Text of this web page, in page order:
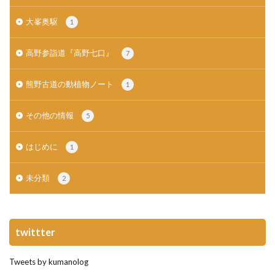
大峯奥駆 1
高野参詣道『高野七口』 7
熊野古道の動植物ノート 1
その他の情報 5
はじめに 1
未分類 2
twittter
Tweets by kumanolog